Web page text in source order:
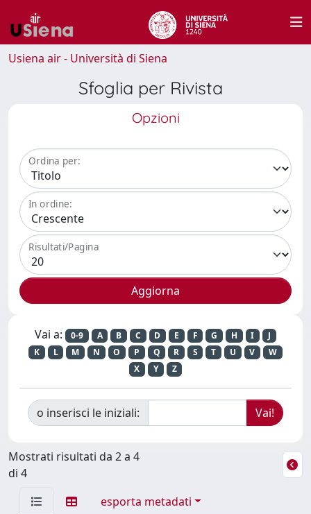
Usiena air - Università di Siena
Sfoglia per Rivista
Opzioni
Ordina per:
In ordine:
Risultati/Pagina
Vai a: 0-9 A B C D E F G H I
J
K
L M N O P Q R S T U V
W
X
Y Z
o inserisci le iniziali:
Mostrati risultati da 2 a 4
di 4
esporta metadati